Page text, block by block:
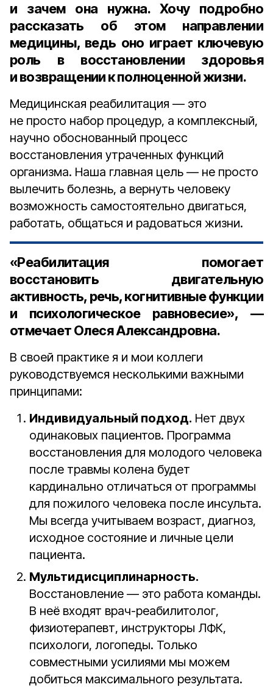
и зачем она нужна. Хочу подробно
рассказать об этом направлении
медицины, ведь оно играет ключевую
роль в восстановлении здоровья
и возвращении к полноценной жизни.
Медицинская реабилитация — это
не просто набор процедур, а комплексный,
научно обоснованный процесс
восстановления утраченных функций
организма. Наша главная цель — не просто
вылечить болезнь, а вернуть человеку
возможность самостоятельно двигаться,
работать, общаться и радоваться жизни.
«Реабилитация помогает
восстановить двигательную
активность, речь, когнитивные функции
и психологическое равновесие», —
отмечает Олеся Александровна.
В своей практике я и мои коллеги
руководствуемся несколькими важными
принципами:
Индивидуальный подход. Нет двух
одинаковых пациентов. Программа
восстановления для молодого человека
после травмы колена будет
кардинально отличаться от программы
для пожилого человека после инсульта.
Мы всегда учитываем возраст, диагноз,
исходное состояние и личные цели
пациента.
Мультидисциплинарность.
Восстановление — это работа команды.
В неё входят врач-реабилитолог,
физиотерапевт, инструкторы ЛФК,
психологи, логопеды. Только
совместными усилиями мы можем
добиться максимального результата.